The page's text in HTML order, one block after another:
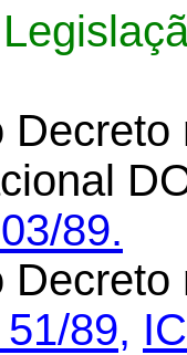
Decreto
03/89.
Decreto
89,